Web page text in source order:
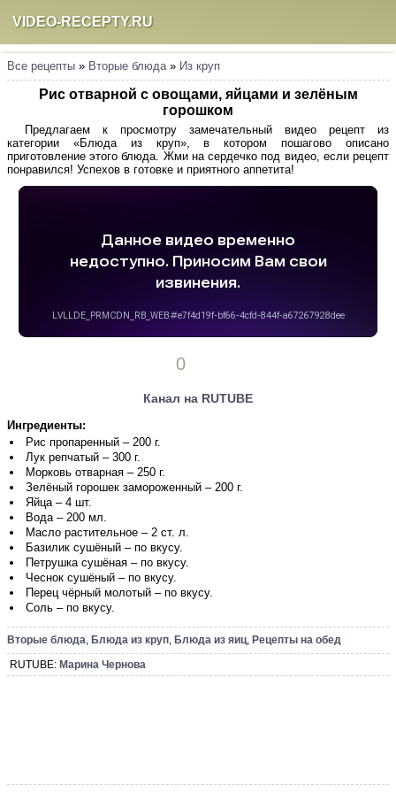
VIDEO-RECEPTY.RU
Все рецепты » Вторые блюда» Из круп
Рис отварной с овощами, яйцами и зелёным
горошком
Предлагаем к просмотру замечательный видео рецепт из
категории «Блюда из круп», в котором пошагово описано
приготовление этого блюда. Жми на сердечко под видео, если рецепт
понравился! Успехов в готовке и приятного аппетита!
0
Канал на RUTUBE
Ингредиенты:
Рис пропаренный – 200 г.
Лук репчатый – 300 г.
Морковь отварная – 250 г.
Зелёный горошек замороженный – 200 г.
Яйца – 4 шт.
Вода – 200 мл.
Масло растительное – 2 ст. л.
Базилик сушёный – по вкусу.
Петрушка сушёная – по вкусу.
Чеснок сушёный – по вкусу.
Перец чёрный молотый – по вкусу.
Соль – по вкусу.
Вторые блюда, Блюда из круп, Блюда из яиц, Рецепты на обед
RUTUBE: Марина Чернова